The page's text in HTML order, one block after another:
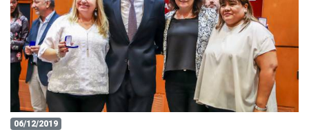
06/12/2019